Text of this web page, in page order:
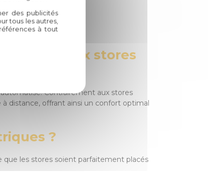
rapport aux stores
Contrairement aux stores
distance, offrant ainsi un confort optimal
?
que les stores soient parfaitement placés
des publicités
tous les autres,
à tout